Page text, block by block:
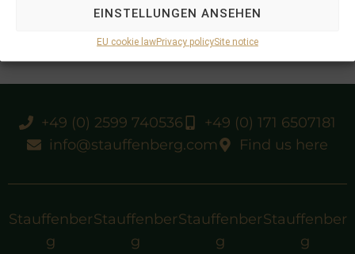
EINSTELLUNGEN ANSEHEN
EU cookie lawPrivacy policySite notice
+49 (0) 2599 740536
+49 (0) 171 6507181
info@stauffenberg.com
Find us here
Stauffenber
g
Stauffenber
g
Stauffenber
g
Stauffenber
g